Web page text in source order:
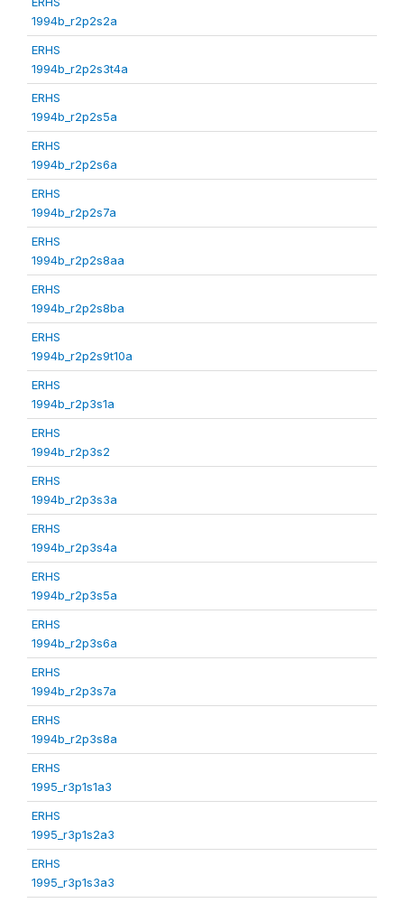
1994b_r2p2s2a
ERHS
1994b_r2p2s3t4a
ERHS
1994b_r2p2s5a
ERHS
1994b_r2p2s6a
ERHS
1994b_r2p2s7a
ERHS
1994b_r2p2s8aa
ERHS
1994b_r2p2s8ba
ERHS
1994b_r2p2s9t10a
ERHS
1994b_r2p3s1a
ERHS
1994b_r2p3s2
ERHS
1994b_r2p3s3a
ERHS
1994b_r2p3s4a
ERHS
1994b_r2p3s5a
ERHS
1994b_r2p3s6a
ERHS
1994b_r2p3s7a
ERHS
1994b_r2p3s8a
ERHS
1995_r3p1s1a3
ERHS
1995_r3p1s2a3
ERHS
1995_r3p1s3a3